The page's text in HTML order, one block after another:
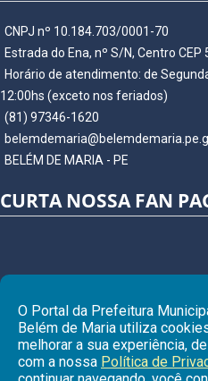
CNPJ nº 10.184.703/0001-70
Estrada do Ena, nº S/N, Centro CEP
Horário de atendimento: de
12:00hs (exceto nos feriados)
(81) 97346-1620
BELÉM DE MARIA - PE
CURTA NOSSA FAN
O Portal da Prefeitura
Belém de Maria utiliza
melhorar a sua experiência,
com a nossa Política de